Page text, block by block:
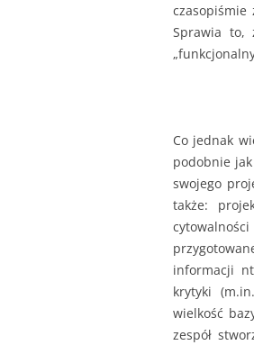
Sprawia to,
Co jednak
podobnie
swojego
także:
informacji
krytyki
wielkość
zespół